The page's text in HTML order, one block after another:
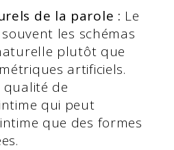
de la parole : Le
les schémas
plutôt que
artificiels.
qualité de
qui peut
que des formes